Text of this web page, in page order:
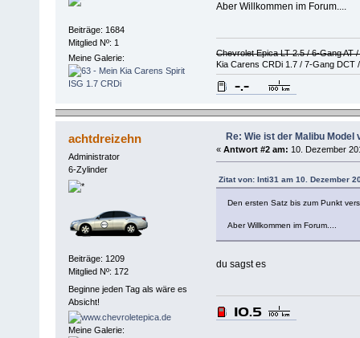
Beiträge: 1684
Mitglied Nº: 1
Meine Galerie:
Aber Willkommen im Forum....
Chevrolet Epica LT 2.5 / 6-Gang AT
Kia Carens CRDi 1.7 / 7-Gang DCT
achtdreizehn
Administrator
6-Zylinder
Beiträge: 1209
Mitglied Nº: 172
Beginne jeden Tag als wäre es
Absicht!
Meine Galerie:
Re: Wie ist der Malibu Model
« Antwort #2 am: 10. Dezember
Zitat von: Inti31 am 10. Dezember
Den ersten Satz bis zum Punkt
Aber Willkommen im Forum....
du sagst es